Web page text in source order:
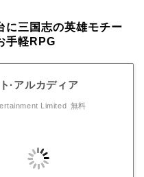
に三国志の英雄モチー
手軽RPG
·アルカディア
Limited 無料